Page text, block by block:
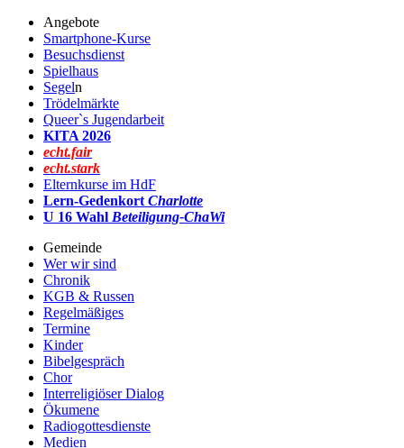
Angebote
Smartphone-Kurse
Besuchsdienst
Spielhaus
Segeln
Trödelmärkte
Queer`s Jugendarbeit
KITA 2026
echt.fair
echt.stark
Elternkurse im HdF
Lern-Gedenkort Charlotte
U 16 Wahl Beteiligung-ChaWi
Gemeinde
Wer wir sind
Chronik
KGB & Russen
Regelmäßiges
Termine
Kinder
Bibelgespräch
Chor
Interreligiöser Dialog
Ökumene
Radiogottesdienste
Medien